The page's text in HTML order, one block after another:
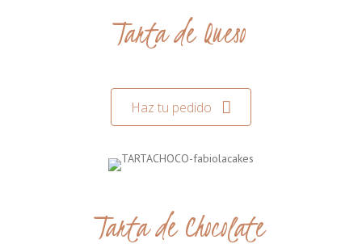
Tarta de Queso
Haz tu pedido
Tarta de Chocolate